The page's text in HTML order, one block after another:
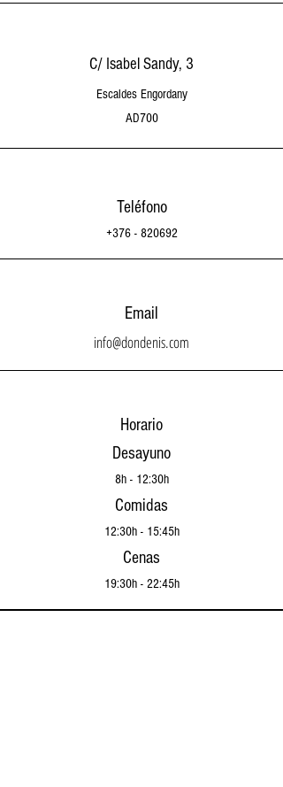
C/ Isabel Sandy, 3
Escaldes Engordany
AD700
Teléfono
+376 - 820692
Email
info@dondenis.com
Horario
Desayuno
8h - 12:30h
Comidas
12:30h - 15:45h
Cenas
19:30h - 22:45h